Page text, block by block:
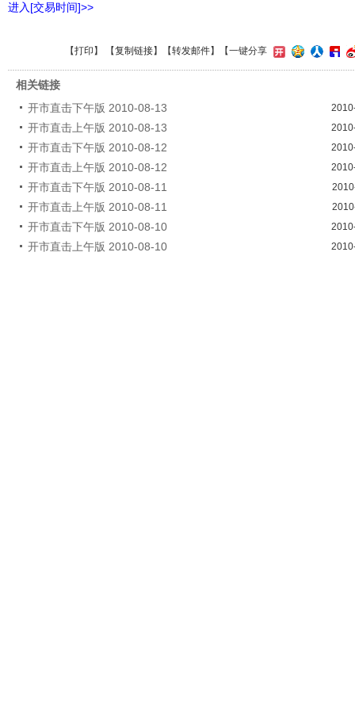
进入[交易时间]>>
【打印 】 【复制链接】【转发邮件】 【一键分享
相关链接
开市直击下午版 2010-08-13
开市直击上午版 2010-08-13
开市直击下午版 2010-08-12
开市直击上午版 2010-08-12
开市直击下午版 2010-08-11
开市直击上午版 2010-08-11
开市直击下午版 2010-08-10
开市直击上午版 2010-08-10